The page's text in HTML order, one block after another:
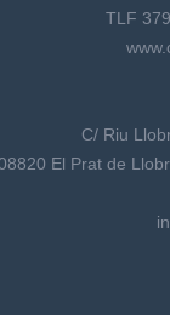
TLF
C/ Riu
El Prat de